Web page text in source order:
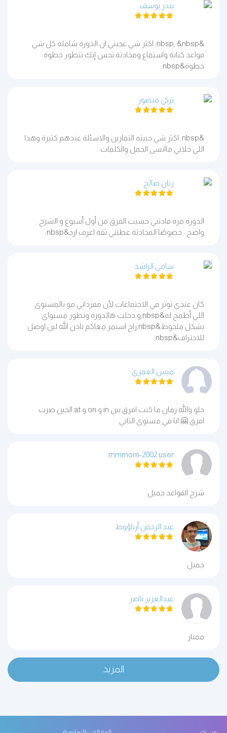
بندر يوسف
&nbsp; &nbsp; اكثر شي عجبني ان الدورة شاملة كل شي
قواعد كتابة واستماع ومحادثة تحس إنك تتطور خطوة
خطوة&nbsp;
تركي منصور
&nbsp; اكثر شي حبيته التمارين والاسئلة عندهم كثيرة وهذا
اللي خلاني ماانسى الجمل والكلمات
ريان صالح
الدورة مره فادتني حسيت الفرق من أول أسبوع و الشرح
واضح ، خصوصًا المحادثة عطتني ثقة اعرف ارد&nbsp;
سامي الراشد
كان عندي توتر في الاجتماعات لأن مفرداتي مو بالمستوى
اللي أطمح له&nbsp;و دخلت هالدورة وتطور مستواي
بشكل ملحوظ&nbsp;راح استمر معاكم باذن الله لين اوصل
للاحتراف&nbsp;
ميس العمري
حلو والله زمان ما كنت افرق بين in و on و at الحين صرت
افرق 🤗 انا في مستوى الثاني
mmmom-2002 user
شرح القواعد جميل
عبد الرحمن أرناؤوط
جميل
عبدالعزيز ناصر
ممتاز
المزيد